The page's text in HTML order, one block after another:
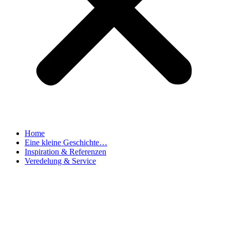
Home
Eine kleine Geschichte…
Inspiration & Referenzen
Veredelung & Service